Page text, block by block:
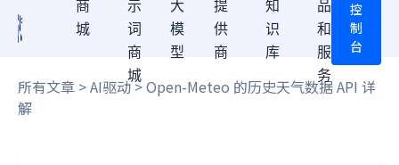
商
城
示
词
商
城
大
模
型
提
供
商
知
识
库
品
和
服
务
控
制
台
所有文章 >AI驱动> Open-Meteo 的历史天气数据 API 详
解